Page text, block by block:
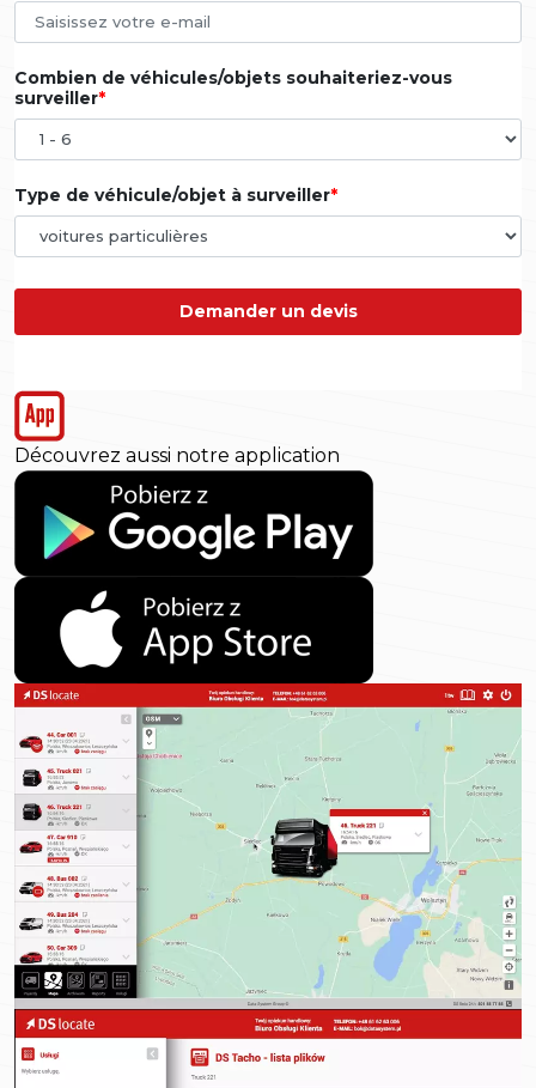
Combien de véhicules/objets souhaiteriez-vous
surveiller
Type de véhicule/objet à surveiller
Demander un devis
Découvrez aussi notre application